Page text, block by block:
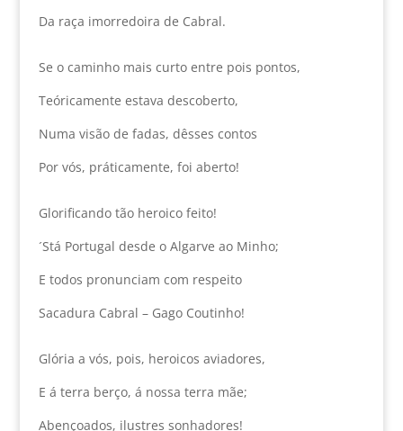
Da raça imorredoira de Cabral.
Se o caminho mais curto entre pois pontos,
Teóricamente estava descoberto,
Numa visão de fadas, dêsses contos
Por vós, práticamente, foi aberto!
Glorificando tão heroico feito!
´Stá Portugal desde o Algarve ao Minho;
E todos pronunciam com respeito
Sacadura Cabral – Gago Coutinho!
Glória a vós, pois, heroicos aviadores,
E á terra berço, á nossa terra mãe;
Abençoados, ilustres sonhadores!